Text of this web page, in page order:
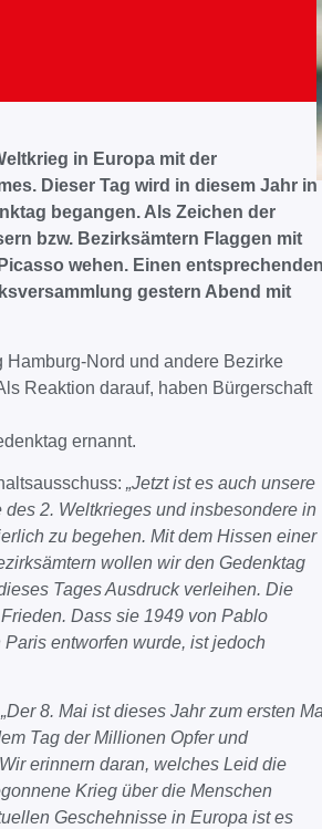
in Europa mit der
Dieser Tag wird in diesem Jahr in
begangen. Als Zeichen der
bzw. Bezirksämtern Flaggen mit
wehen. Einen entsprechenden
gestern Abend mit
Nord und andere Bezirke
Reaktion darauf, haben Bürgerschaft
ernannt.
„Jetzt ist es auch unsere
2. Weltkrieges und insbesondere in
zu begehen. Mit dem Hissen einer
wollen wir den Gedenktag
Tages Ausdruck verleihen. Die
Dass sie 1949 von Pablo
entworfen wurde, ist jedoch
„Der 8. Mai ist dieses Jahr zum ersten
Tag der Millionen Opfer und
erinnern daran, welches Leid die
Krieg über die Menschen
Geschehnisse in Europa ist es